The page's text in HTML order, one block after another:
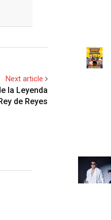
Next article
la Leyenda
de Reyes